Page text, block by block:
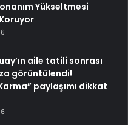
Yükseltmesi
aile tatili sonrası
görüntülendi!
paylaşımı dikkat